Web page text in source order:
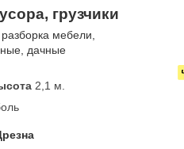
грузчики
мебели,
дачные
2,1 м.